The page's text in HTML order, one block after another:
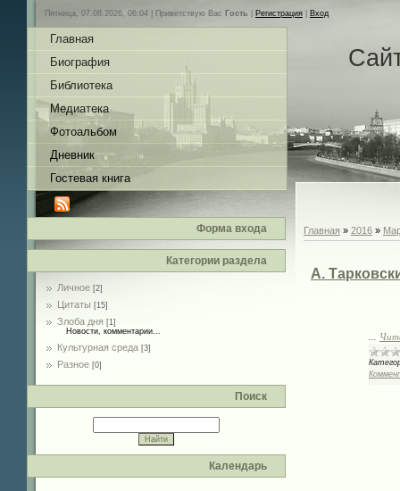
Пятница, 07.08.2026, 06:04 | Приветствую Вас Гость Регистрация Вход
Главная
Биография
Библиотека
Медиатека
Фотоальбом
Дневник
Гостевая книга
Форма входа
Категории раздела
Личное [2]
Цитаты [15]
Злоба дня [1]
Новости, комментарии...
Культурная среда [3]
Разное [0]
Поиск
Календарь
Главная » 2016 »
А.